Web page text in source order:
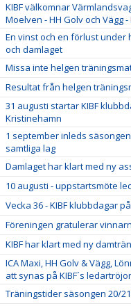
KIBF välkomnar
Moelven - HH Golv och Vägg
En vinst och en förlust under
och damlaget
Missa inte helgen
Resultat från helgen
31 augusti startar KIBF
Kristinehamn
1 september inleds
samtliga lag
Damlaget har klart med ny
10 augusti - uppstartsmöte
Vecka 36 - KIBF klubbdagar
Föreningen gratulerar
KIBF har klart med ny
ICA Maxi, HH Golv & Vägg,
att synas på KIBF´s ledartröjor
Träningstider säsongen 20/21